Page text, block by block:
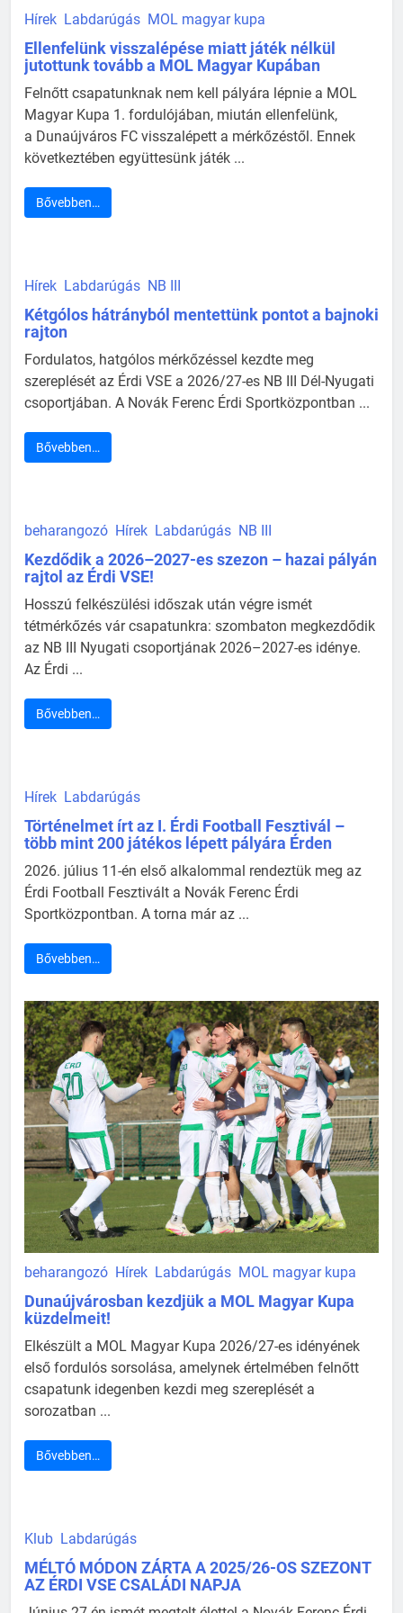
Hírek Labdarúgás MOL magyar kupa
Ellenfelünk visszalépése miatt játék nélkül
jutottunk tovább a MOL Magyar Kupában
Felnőtt csapatunknak nem kell pályára lépnie a MOL
Magyar Kupa 1. fordulójában, miután ellenfelünk,
a Dunaújváros FC visszalépett a mérkőzéstől. Ennek
következtében együttesünk játék ...
Bővebben…
Hírek Labdarúgás NB III
Kétgólos hátrányból mentettünk pontot a bajnoki
rajton
Fordulatos, hatgólos mérkőzéssel kezdte meg
szereplését az Érdi VSE a 2026/27-es NB III Dél-Nyugati
csoportjában. A Novák Ferenc Érdi Sportközpontban ...
Bővebben…
beharangozó Hírek Labdarúgás NB III
Kezdődik a 2026–2027-es szezon – hazai pályán
rajtol az Érdi VSE!
Hosszú felkészülési időszak után végre ismét
tétmérkőzés vár csapatunkra: szombaton megkezdődik
az NB III Nyugati csoportjának 2026–2027-es idénye.
Az Érdi ...
Bővebben…
Hírek Labdarúgás
Történelmet írt az I. Érdi Football Fesztivál –
több mint 200 játékos lépett pályára Érden
2026. július 11-én első alkalommal rendeztük meg az
Érdi Football Fesztivált a Novák Ferenc Érdi
Sportközpontban. A torna már az ...
Bővebben…
beharangozó Hírek Labdarúgás MOL magyar kupa
Dunaújvárosban kezdjük a MOL Magyar Kupa
küzdelmeit!
Elkészült a MOL Magyar Kupa 2026/27-es idényének
első fordulós sorsolása, amelynek értelmében felnőtt
csapatunk idegenben kezdi meg szereplését a
sorozatban ...
Bővebben…
Klub Labdarúgás
MÉLTÓ MÓDON ZÁRTA A 2025/26-OS SZEZONT
AZ ÉRDI VSE CSALÁDI NAPJA